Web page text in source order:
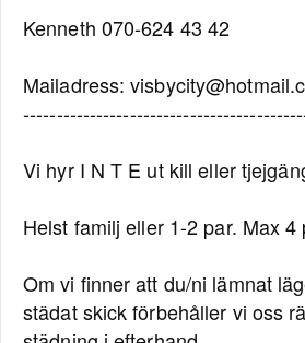
Kenneth 070-624 43 42
Mailadress:
Vi hyr I N T E ut kill eller
Helst familj eller 1-2 par. Max 4
Om vi finner att du/ni lämnat
städat skick förbehåller vi oss